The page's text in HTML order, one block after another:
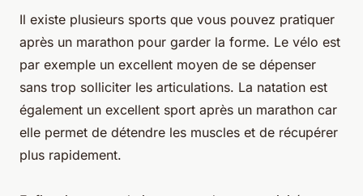
Il existe plusieurs sports que vous pouvez pratiquer
après un marathon pour garder la forme. Le vélo est
par exemple un excellent moyen de se dépenser
sans trop solliciter les articulations. La natation est
également un excellent sport après un marathon car
elle permet de détendre les muscles et de récupérer
plus rapidement.